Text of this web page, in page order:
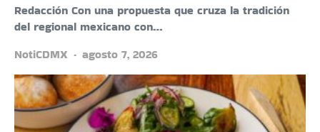
Redacción Con una propuesta que cruza la tradición
del regional mexicano con…
NotiCDMX
agosto 7, 2026